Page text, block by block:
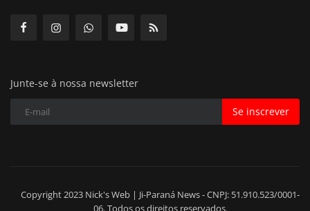
Junte-se à nossa newsletter
Se inscrever
Copyright 2023 Nick's Web | Ji-Paraná News - CNPJ: 51.910.523/0001-
06. Todos os direitos reservados.